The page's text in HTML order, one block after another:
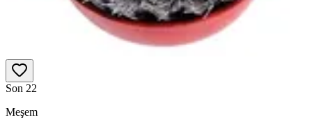
Son 22
Meşem